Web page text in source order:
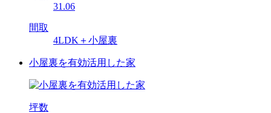
31.06
間取
4LDK＋小屋裏
小屋裏を有効活用した家
坪数